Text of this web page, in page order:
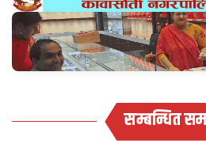
सम्बन्धित